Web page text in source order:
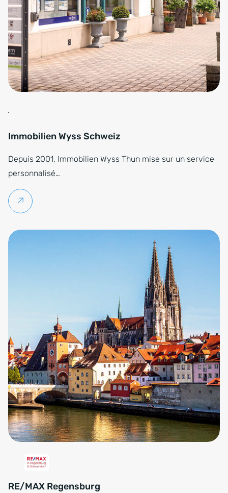
Immobilien Wyss Schweiz
Depuis 2001, Immobilien Wyss Thun mise sur un service
personnalisé…
Lire la suite
RE/MAX Regensburg